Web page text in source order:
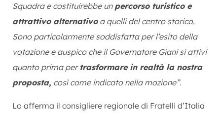
Squadra e costituirebbe un percorso turistico e
attrattivo alternativoa quelli del centro storico.
Sono particolarmente soddisfatta per l’esito della
votazione e auspico che il Governatore Giani si attivi
quanto prima per trasformare in realtà la nostra
proposta, così come indicato nella mozione”.
Lo afferma il consigliere regionale di Fratelli d’Italia